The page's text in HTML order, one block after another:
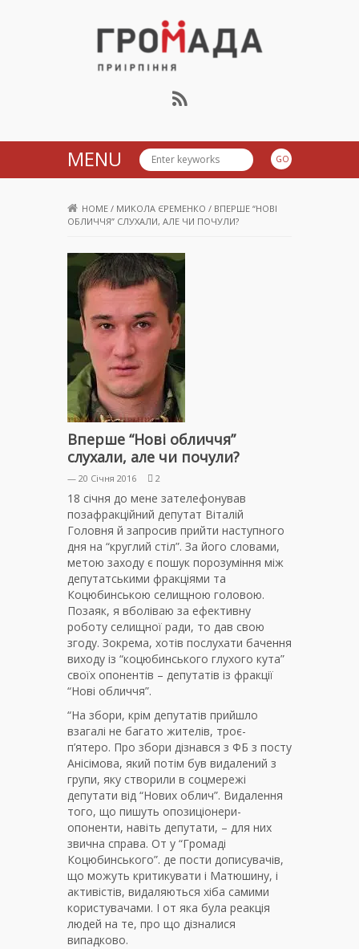
Громада Приірпіння
MENU
HOME / МИКОЛА ЄРЕМЕНКО / ВПЕРШЕ “НОВІ
ОБЛИЧЧЯ” СЛУХАЛИ, АЛЕ ЧИ ПОЧУЛИ?
Вперше “Нові обличчя”
слухали, але чи почули?
— 20 Січня 2016 2
18 січня до мене зателефонував
позафракційний депутат Віталій
Головня й запросив прийти наступного
дня на “круглий стіл”. За його словами,
метою заходу є пошук порозуміння між
депутатськими фракціями та
Коцюбинською селищною головою.
Позаяк, я вболіваю за ефективну
роботу селищної ради, то дав свою
згоду. Зокрема, хотів послухати бачення
виходу із “коцюбинського глухого кута”
своїх опонентів – депутатів із фракції
“Нові обличчя”.
“На збори, крім депутатів прийшло
взагалі не багато жителів, троє-
п’ятеро. Про збори дізнався з ФБ з посту
Анісімова, який потім був видалений з
групи, яку створили в соцмережі
депутати від “Нових облич”. Видалення
того, що пишуть опозиціонери-
опоненти, навіть депутати, – для них
звична справа. От у “Громаді
Коцюбинського”. де пости дописувачів,
що можуть критикувати і Матюшину, і
активістів, видаляються хіба самими
користувачами. І от яка була реакція
людей на те, про що дізналися
випадково.